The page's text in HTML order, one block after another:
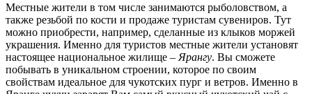
Местные жители в том числе занимаются рыболовством, а
также резьбой по кости и продаже туристам сувениров. Тут
можно приобрести, например, сделанные из клыков моржей
украшения. Именно для туристов местные жители установят
настоящее национальное жилище – Ярангу. Вы сможете
побывать в уникальном строении, которое по своим
свойствам идеальное для чукотских пург и ветров. Именно в